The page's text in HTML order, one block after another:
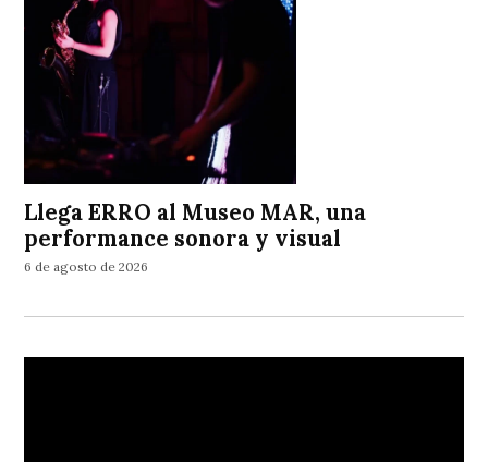
Llega ERRO al Museo MAR, una
performance sonora y visual
6 de agosto de 2026